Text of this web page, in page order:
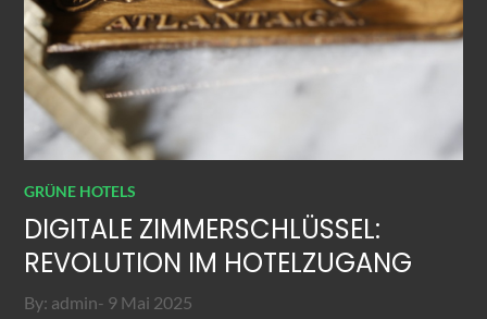
GRÜNE HOTELS
DIGITALE ZIMMERSCHLÜSSEL:
REVOLUTION IM HOTELZUGANG
By: admin Posted
9 Mai 2025